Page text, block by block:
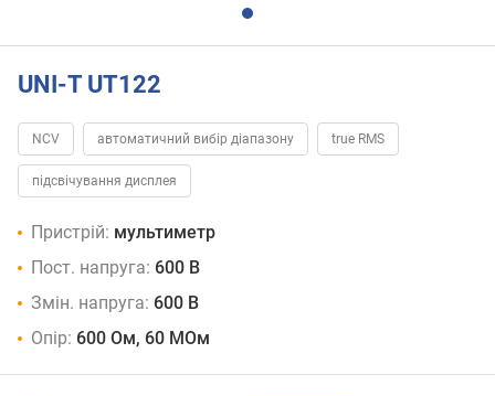
UNI-T UT122
NCV автоматичний вибір діапазону true RMS
підсвічування дисплея
Пристрій: мультиметр
Пост. напруга: 600 В
Змін. напруга: 600 В
Опір: 600 Ом, 60 МОм